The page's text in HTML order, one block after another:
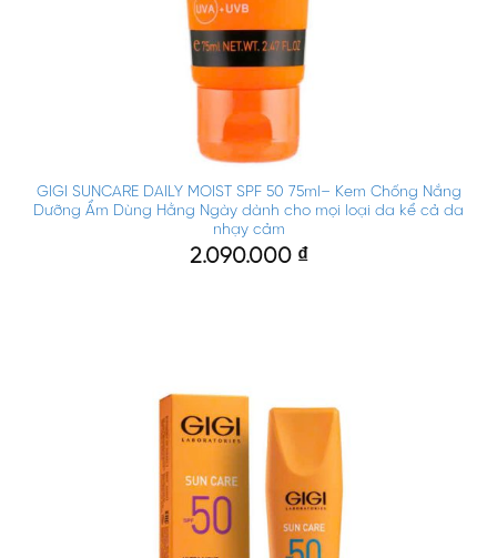
GIGI SUNCARE DAILY MOIST SPF 50 75ml– Kem Chống Nắng
Dưỡng Ẩm Dùng Hằng Ngày dành cho mọi loại da kể cả da
nhạy cảm
2.090.000 ₫